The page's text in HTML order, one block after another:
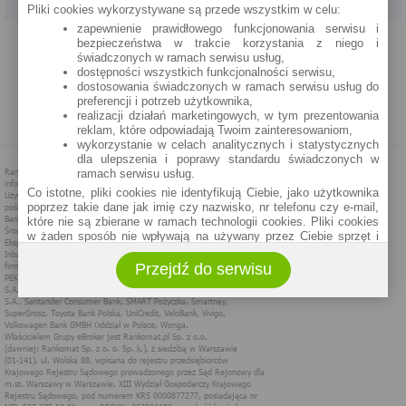
PROGRAM PARTNERSKI O NAS REKLAMA REGULAMIN
POLITYKA PRYWATNOŚCI POLITYKA COOKIES ZASADY PLASOWANIA
Pliki cookies wykorzystywane są przede wszystkim w celu:
zapewnienie prawidłowego funkcjonowania serwisu i
bezpieczeństwa w trakcie korzystania z niego i
świadczonych w ramach serwisu usług,
dostępności wszystkich funkcjonalności serwisu,
dostosowania świadczonych w ramach serwisu usług do
preferencji i potrzeb użytkownika,
realizacji działań marketingowych, w tym prezentowania
reklam, które odpowiadają Twoim zainteresowaniom,
wykorzystanie w celach analitycznych i statystycznych
dla ulepszenia i poprawy standardu świadczonych w
ramach serwisu usług.
Co istotne, pliki cookies nie identyfikują Ciebie, jako użytkownika
poprzez takie dane jak imię czy nazwisko, nr telefonu czy e-mail,
które nie są zbierane w ramach technologii cookies. Pliki cookies
w żaden sposób nie wpływają na używany przez Ciebie sprzęt i
Zakres wykorzystywania plików cookies możliwy jest do
określenia w ustawieniach przeglądarki każdego użytkownika. Bez
wprowadzenia zmian ustawień, informacje w plikach cookies mogą
być zapisywane w pamięci Twojego urządzenia.
Administratorem danych pozyskiwanych w technologii cookies jest
spółka Rankomat.pl Sp. z o.o. (dawniej: Rankomat Sp. z o. o. Sp.
k.) z siedzibą w Warszawie, ul. Wolska 88, 01 - 141 Warszawa.
Możesz jako użytkownik w każdym czasie skontaktować się z
administratorem pod adresem bok@ebroker.pl, jak również wyrazić
Przejdź do serwisu